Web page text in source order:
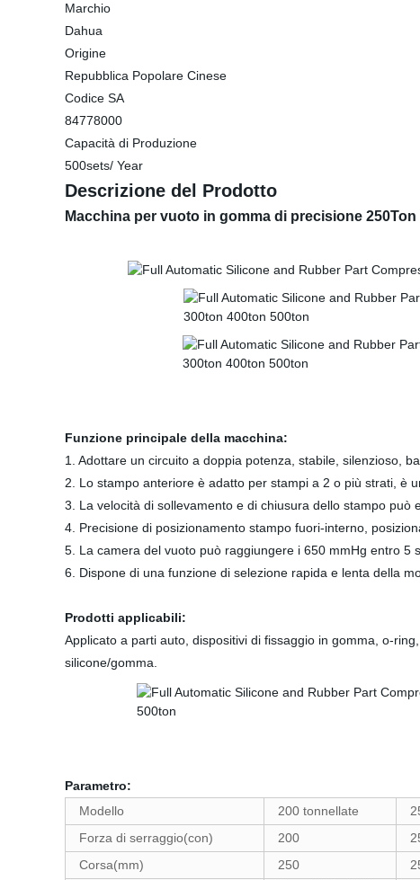
Marchio
Dahua
Origine
Repubblica Popolare Cinese
Codice SA
84778000
Capacità di Produzione
500sets/ Year
Descrizione del Prodotto
Macchina per vuoto in gomma di precisione
Funzione principale della macchina:
1. Adottare un circuito a doppia potenza, stabile, silenzioso,
2. Lo stampo anteriore è adatto per stampi a 2 o più strati, è
3. La velocità di sollevamento e di chiusura dello stampo può
4. Precisione di posizionamento stampo fuori-interno,
5. La camera del vuoto può raggiungere i 650 mmHg entro 5
6. Dispone di una funzione di selezione rapida e lenta della
Prodotti applicabili:
Applicato a parti auto, dispositivi di fissaggio in gomma, o-
silicone/gomma.
Parametro:
Modello
200 tonnellate
Forza di serraggio(con)
200
Corsa(mm)
250